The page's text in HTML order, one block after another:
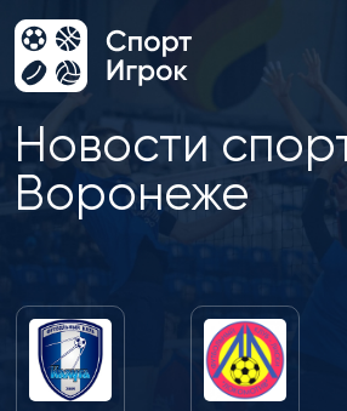
Новости
Воронеже